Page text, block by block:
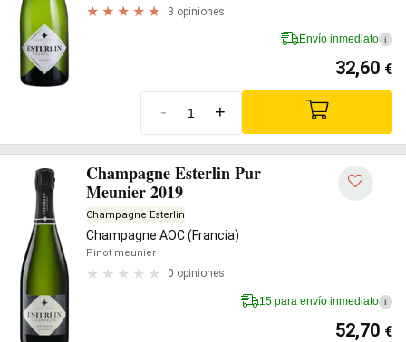
3 opiniones
Envío inmediato i
32,60 €
- +
Champagne Esterlin Pur
Meunier 2019
Champagne Esterlin
Champagne AOC (Francia)
Pinot meunier
0 opiniones
15 para envío inmediato i
52,70 €